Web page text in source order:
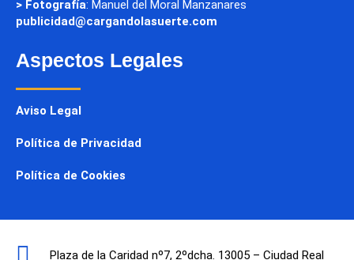
> Fotografía: Manuel del Moral Manzanares
publicidad@cargandolasuerte.com
Aspectos Legales
Aviso Legal
Política de Privacidad
Política de Cookies
Plaza de la Caridad nº7, 2ºdcha. 13005 – Ciudad Real